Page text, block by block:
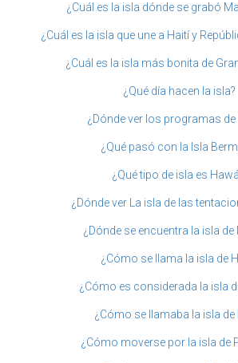
¿Cuál es la isla dónde se grabó
¿Cuál es la isla que une a Haití y
¿Cuál es la isla más bonita de
¿Qué día hacen la isla?
¿Dónde ver los programas de
¿Qué pasó con la Isla
¿Qué tipo de isla es
¿Dónde ver La isla de las
¿Dónde se encuentra la isla de
¿Cómo se llama la isla de
¿Cómo es considerada la isla
¿Cómo se llamaba la isla de
¿Cómo moverse por la isla de